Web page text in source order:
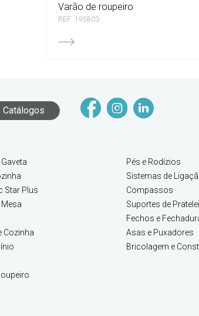
varão de roupeiro
REF: 195803
Catálogos
Star Plus
Cozinha
Pés e Rodízios
Sistemas de
Compassos
Suportes de
Fechos e
Asas e Puxadores
Bricolagem e